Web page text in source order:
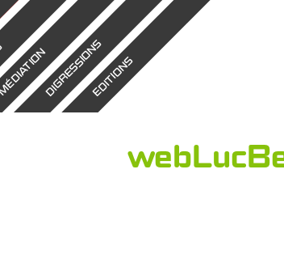
DIGRESSIONSEDITIONS